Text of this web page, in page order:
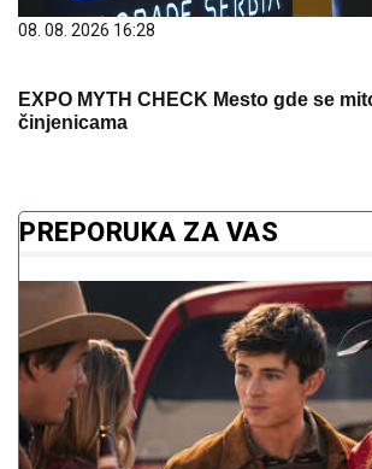
08. 08. 2026 16:28
EXPO MYTH CHECK Mesto gde se
činjenicama
PREPORUKA ZA VAS